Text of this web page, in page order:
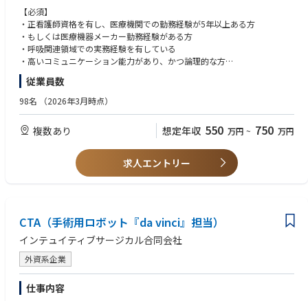
【必須】
・正看護師資格を有し、医療機関での勤務経験が5年以上ある方
・もしくは医療機器メーカー勤務経験がある方
・呼吸関連領域での実務経験を有している
・高いコミュニケーション能力があり、かつ論理的な方
・医学知識の学習意欲が高い方
・Office（Word、Excel、PowerPoint）などのPCスキルを有している方
・普通自動車第1種免許保持 （ペーパードライバーではなく運転ができる
【尚可】
・クリティカルケア認定看護、呼吸器疾患看護認定看護の資格を有してい
・ICUや救急部門、呼吸器内科病棟、RST等での実務経験を有している
・全国転勤可能な方 （但し、ご本人への打診なしに、いきなり転勤辞令
が出ることはありません）
従業員数
98名 （2026年3月時点）
複数あり 想定年収 550 万円 ~ 750 万円
求人エントリー
CTA（手術用ロボット『da vinci』担当）
インテュイティブサージカル合同会社
外資系企業
仕事内容